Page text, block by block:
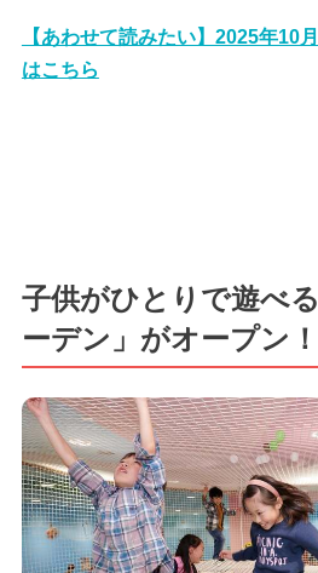
【あわせて読みたい】2025年10
はこちら
子供がひとりで遊べ
ーデン」がオープン！